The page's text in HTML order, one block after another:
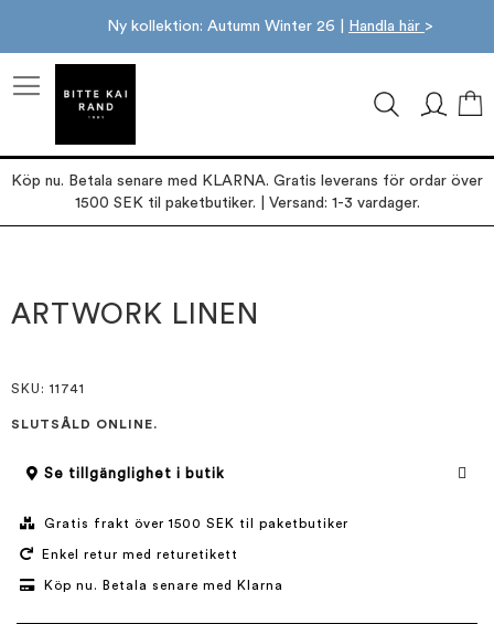
Ny kollektion: Autumn Winter 26 | Handla här >
Köp nu. Betala senare med KLARNA. Gratis leverans för ordar över
1500 SEK til paketbutiker. | Versand: 1-3 vardager.
slutet
av
början
av
ARTWORK LINEN
SKU : 11741
SLUTSÅLD ONLINE.
Se tillgänglighet i butik
Gratis frakt över 1500 SEK til paketbutiker
Enkel retur med returetikett
Köp nu. Betala senare med Klarna